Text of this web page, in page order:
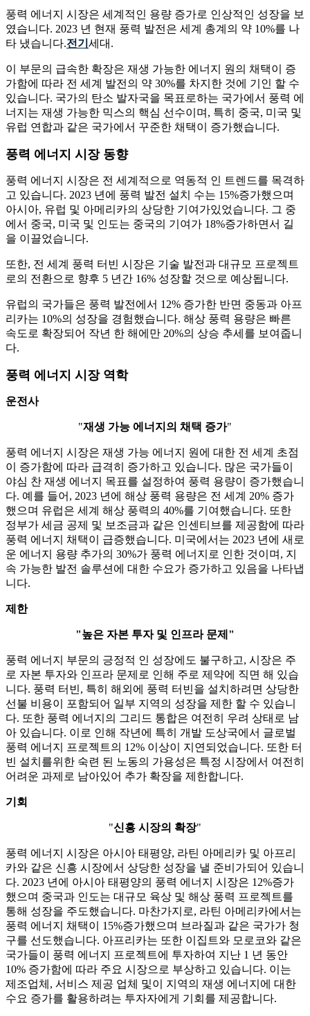
풍력 에너지 시장은 세계적인 용량 증가로 인상적인 성장을 보
였습니다. 2023 년 현재 풍력 발전은 세계 총계의 약 10%를 나
타 냈습니다.전기 세대.
이 부문의 급속한 확장은 재생 가능한 에너지 원의 채택이 증
가함에 따라 전 세계 발전의 약 30%를 차지한 것에 기인 할 수
있습니다. 국가의 탄소 발자국을 목표로하는 국가에서 풍력 에
너지는 재생 가능한 믹스의 핵심 선수이며, 특히 중국, 미국 및
유럽 연합과 같은 국가에서 꾸준한 채택이 증가했습니다.
풍력 에너지 시장 동향
풍력 에너지 시장은 전 세계적으로 역동적 인 트렌드를 목격하
고 있습니다. 2023 년에 풍력 발전 설치 수는 15%증가했으며
아시아, 유럽 및 아메리카의 상당한 기여가있었습니다. 그 중
에서 중국, 미국 및 인도는 중국의 기여가 18%증가하면서 길
을 이끌었습니다.
또한, 전 세계 풍력 터빈 시장은 기술 발전과 대규모 프로젝트
로의 전환으로 향후 5 년간 16% 성장할 것으로 예상됩니다.
유럽의 국가들은 풍력 발전에서 12% 증가한 반면 중동과 아프
리카는 10%의 성장을 경험했습니다. 해상 풍력 용량은 빠른
속도로 확장되어 작년 한 해에만 20%의 상승 추세를 보여줍니
다.
풍력 에너지 시장 역학
운전사
"재생 가능 에너지의 채택 증가"
풍력 에너지 시장은 재생 가능 에너지 원에 대한 전 세계 초점
이 증가함에 따라 급격히 증가하고 있습니다. 많은 국가들이
야심 찬 재생 에너지 목표를 설정하여 풍력 용량이 증가했습니
다. 예를 들어, 2023 년에 해상 풍력 용량은 전 세계 20% 증가
했으며 유럽은 세계 해상 풍력의 40%를 기여했습니다. 또한
정부가 세금 공제 및 보조금과 같은 인센티브를 제공함에 따라
풍력 에너지 채택이 급증했습니다. 미국에서는 2023 년에 새로
운 에너지 용량 추가의 30%가 풍력 에너지로 인한 것이며, 지
속 가능한 발전 솔루션에 대한 수요가 증가하고 있음을 나타냅
니다.
제한
"높은 자본 투자 및 인프라 문제"
풍력 에너지 부문의 긍정적 인 성장에도 불구하고, 시장은 주
로 자본 투자와 인프라 문제로 인해 주로 제약에 직면 해 있습
니다. 풍력 터빈, 특히 해외에 풍력 터빈을 설치하려면 상당한
선불 비용이 포함되어 일부 지역의 성장을 제한 할 수 있습니
다. 또한 풍력 에너지의 그리드 통합은 여전히 ​​우려 상태로 남
아 있습니다. 이로 인해 작년에 특히 개발 도상국에서 글로벌
풍력 에너지 프로젝트의 12% 이상이 지연되었습니다. 또한 터
빈 설치를위한 숙련 된 노동의 가용성은 특정 시장에서 여전히
어려운 과제로 남아있어 추가 확장을 제한합니다.
기회
"신흥 시장의 확장"
풍력 에너지 시장은 아시아 태평양, 라틴 아메리카 및 아프리
카와 같은 신흥 시장에서 상당한 성장을 낼 준비가되어 있습니
다. 2023 년에 아시아 태평양의 풍력 에너지 시장은 12%증가
했으며 중국과 인도는 대규모 육상 및 해상 풍력 프로젝트를
통해 성장을 주도했습니다. 마찬가지로, 라틴 아메리카에서는
풍력 에너지 채택이 15%증가했으며 브라질과 같은 국가가 청
구를 선도했습니다. 아프리카는 또한 이집트와 모로코와 같은
국가들이 풍력 에너지 프로젝트에 투자하여 지난 1 년 동안
10% 증가함에 따라 주요 시장으로 부상하고 있습니다. 이는
제조업체, 서비스 제공 업체 및이 지역의 재생 에너지에 대한
수요 증가를 활용하려는 투자자에게 기회를 제공합니다.